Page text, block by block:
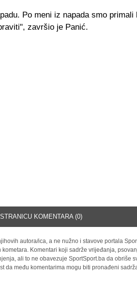
Po meni iz napada smo primali
završio je Panić.
KOMENTARA (0)
autora/ica, a ne nužno i stavove portala
Komentari koji sadrže vrijeđanja,
ali to ne obavezuje SportSport.ba da obriše
da među komentarima mogu biti pronađeni